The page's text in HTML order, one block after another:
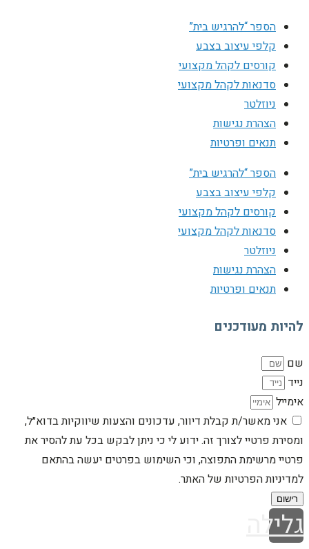
הספר “להרגיש בית”
קלפי עיצוב בצבע
קורסים לקהל מקצועי
סדנאות לקהל מקצועי
ניוזלטר
הצהרת נגישות
תנאים ופרטיות
הספר “להרגיש בית”
קלפי עיצוב בצבע
קורסים לקהל מקצועי
סדנאות לקהל מקצועי
ניוזלטר
הצהרת נגישות
תנאים ופרטיות
להיות מעודכנים
שם
נייד
אימייל
אני מאשר/ת קבלת דיוור, עדכונים והצעות שיווקיות בדוא״ל,
ומסירת פרטיי לצורך זה. ידוע לי כי ניתן לבקש בכל עת להסיר את
פרטיי מרשימת התפוצה, וכי השימוש בפרטים יעשה בהתאם
למדיניות הפרטיות של האתר.
רישום
גלילה